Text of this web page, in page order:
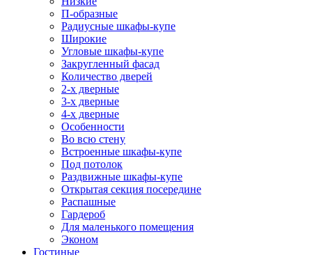
П-образные
Радиусные шкафы-купе
Широкие
Угловые шкафы-купе
Закругленный фасад
Количество дверей
2-х дверные
3-х дверные
4-х дверные
Особенности
Во всю стену
Встроенные шкафы-купе
Под потолок
Раздвижные шкафы-купе
Открытая секция посередине
Распашные
Гардероб
Для маленького помещения
Эконом
Гостиные